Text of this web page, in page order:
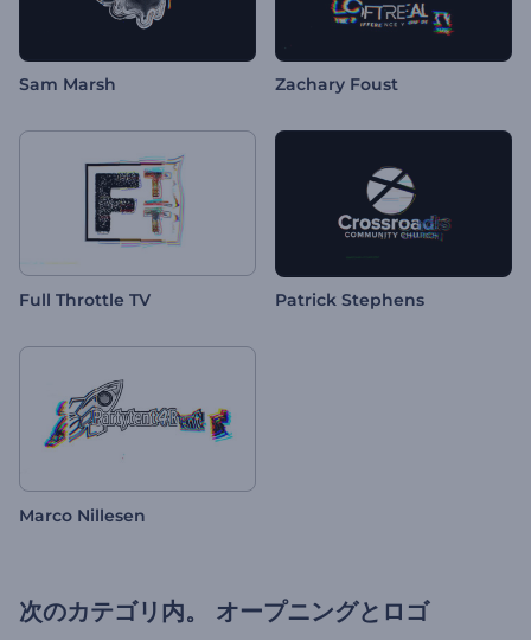
Sam Marsh Zachary Foust
Full Throttle TV Patrick Stephens
Marco Nillesen
次のカテゴリ内。 オープニングとロゴ